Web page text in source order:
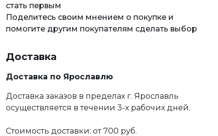
стать первым
Поделитесь своим мнением о покупке и
помогите другим покупателям сделать выбор
Доставка
Доставка по Ярославлю
Доставка заказов в пределах г. Ярославль
осуществляется в течении 3-х рабочих дней.
Стоимость доставки: от 700 руб.